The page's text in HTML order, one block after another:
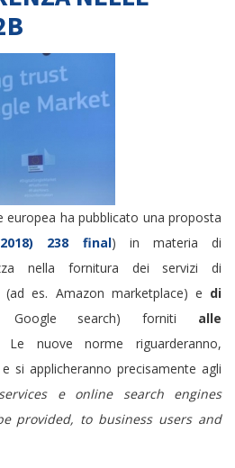
europea ha pubblicato una proposta
238 final) in materia di
nella fornitura dei servizi di
(ad es. Amazon marketplace) e di
search) forniti alle
Le nuove norme riguarderanno,
e si applicheranno precisamente agli
e online search engines
provided, to business users and